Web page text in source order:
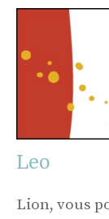
Leo
Lion, vous